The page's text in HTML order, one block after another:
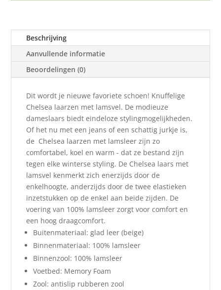
Beschrijving
Aanvullende informatie
Beoordelingen (0)
Dit wordt je nieuwe favoriete schoen! Knuffelige
Chelsea laarzen met lamsvel. De modieuze
dameslaars biedt eindeloze stylingmogelijkheden.
Of het nu met een jeans of een schattig jurkje is,
de Chelsea laarzen met lamsleer zijn zo
comfortabel, koel en warm - dat ze bestand zijn
tegen elke winterse styling. De Chelsea laars met
lamsvel kenmerkt zich enerzijds door de
enkelhoogte, anderzijds door de twee elastieken
inzetstukken op de enkel aan beide zijden. De
voering van 100% lamsleer zorgt voor comfort en
een hoog draagcomfort.
Buitenmateriaal: glad leer (beige)
Binnenmateriaal: 100% lamsleer
Binnenzool: 100% lamsleer
Voetbed: Memory Foam
Zool: antislip rubberen zool